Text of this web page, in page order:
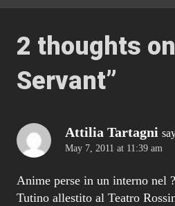
2 thoughts
Servant”
Attilia Tartagni
May 7, 2011 at 11:39 am
Anime perse in un interno nel
Tutino allestito al Teatro